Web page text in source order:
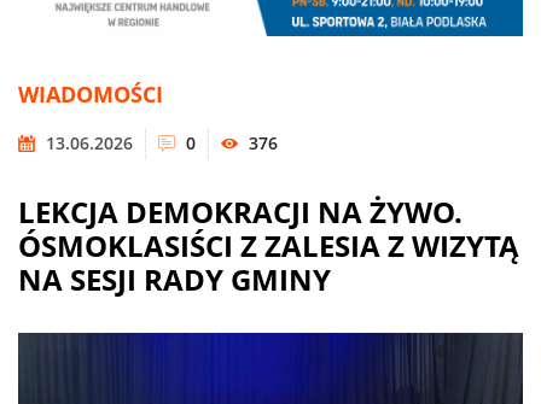
WIADOMOŚCI
13.06.2026 0 376
LEKCJA DEMOKRACJI NA ŻYWO.
ÓSMOKLASIŚCI Z ZALESIA Z WIZYTĄ
NA SESJI RADY GMINY